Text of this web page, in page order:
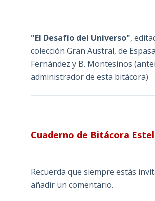
"El Desafío del Universo",
colección Gran Austral, de
Fernández y B. Montesinos
administrador de esta bitácora)
Cuaderno de Bitácora
Recuerda que siempre estás
añadir un comentario.